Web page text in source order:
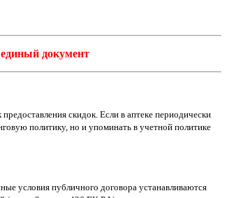
документ
скидок. Если в аптеке периодически
политику, но и упоминать в учетной политике
условия публичного договора устанавливаются